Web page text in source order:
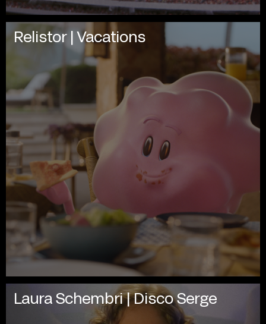
Relistor | Vacations
Laura Schembri | Disco Serge